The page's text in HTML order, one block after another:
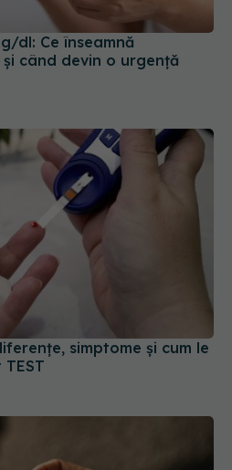
dl: Ce înseamnă
când devin o urgență
simptome și cum le